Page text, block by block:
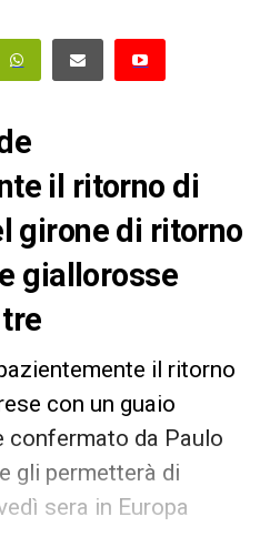
il ritorno di
girone di ritorno
giallorosse
il ritorno
con un guaio
confermato da Paulo
gli permetterà di
sera in Europa